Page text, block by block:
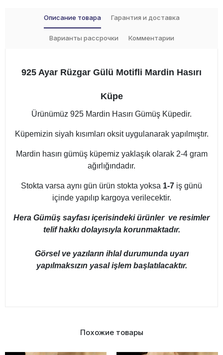
Описание товара Гарантия и доставка
Варианты рассрочки Комментарии
925 Ayar Rüzgar Gülü Motifli Mardin Hasırı
Küpe
Ürünümüz 925 Mardin Hasırı Gümüş Küpedir.
Küpemizin siyah kısımları oksit uygulanarak yapılmıştır.
Mardin hasırı gümüş küpemiz yaklaşık olarak 2-4 gram
ağırlığındadır.
Stokta varsa aynı gün ürün stokta yoksa 1-7 iş günü
içinde yapılıp kargoya verilecektir.
Hera Gümüş sayfası içerisindeki ürünler ve resimler
telif hakkı dolayısıyla korunmaktadır.
Görsel ve yazıların ihlal durumunda uyarı
yapılmaksızın yasal işlem başlatılacaktır.
Похожие товары